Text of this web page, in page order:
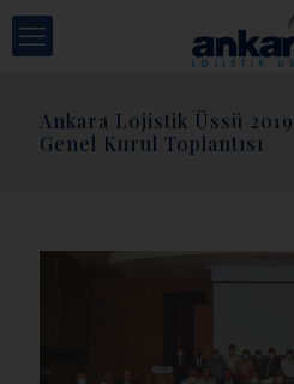
Ankara Lojistik Üssü
Genel Kurul Toplantısı